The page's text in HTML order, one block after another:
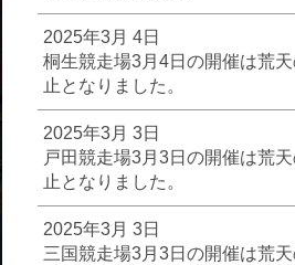
2025年3月 4日
桐生競走場3月4日の開催は荒
止となりました。
2025年3月 3日
戸田競走場3月3日の開催は荒
止となりました。
2025年3月 3日
三国競走場3月3日の開催は荒天